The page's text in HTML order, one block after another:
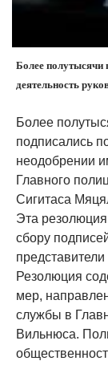
Более полутысячи
деятельность
Более
подписались
неодобрении
Главного
Сигитаса
Эта
сбору
Резолюция
мер,
службы в
Вильнюса.